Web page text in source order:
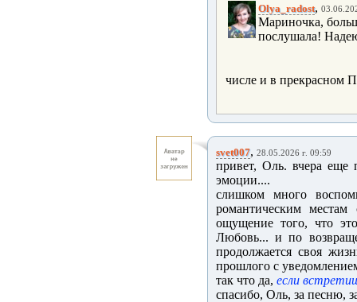
Olya_radost,
Мариночка,
послушала!
числе и в прекрасном
svet007, 28.05.2026 г. 09:59
привет, Оль. вчера еще
эмоции....
слишком много
романтическим
ощущение того, что
Любовь... и по
продолжается своя
прошлого с
так что да, если
спасибо, Оль, за песню,